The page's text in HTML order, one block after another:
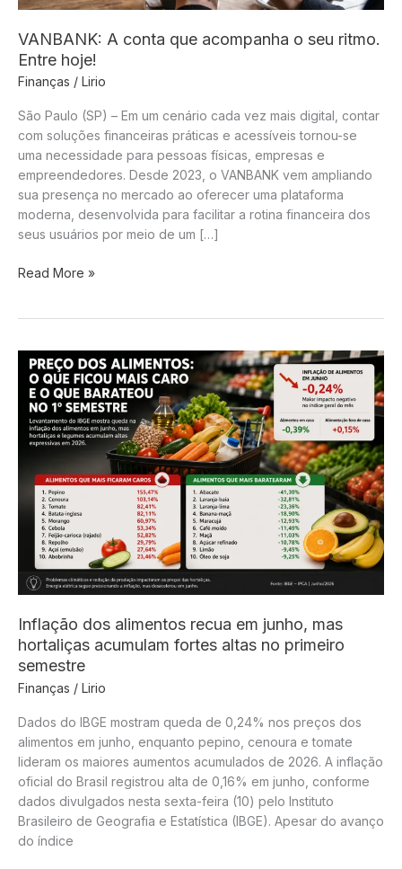
VANBANK: A conta que acompanha o seu ritmo.
Entre hoje!
Finanças / Lirio
São Paulo (SP) – Em um cenário cada vez mais digital, contar
com soluções financeiras práticas e acessíveis tornou-se
uma necessidade para pessoas físicas, empresas e
empreendedores. Desde 2023, o VANBANK vem ampliando
sua presença no mercado ao oferecer uma plataforma
moderna, desenvolvida para facilitar a rotina financeira dos
seus usuários por meio de um […]
VANBANK:
acompanha
seu
ritmo.
Entre
hoje!
Read More »
Inflação dos alimentos recua em junho, mas
hortaliças acumulam fortes altas no primeiro
semestre
Finanças / Lirio
Dados do IBGE mostram queda de 0,24% nos preços dos
alimentos em junho, enquanto pepino, cenoura e tomate
lideram os maiores aumentos acumulados de 2026. A inflação
oficial do Brasil registrou alta de 0,16% em junho, conforme
dados divulgados nesta sexta-feira (10) pelo Instituto
Brasileiro de Geografia e Estatística (IBGE). Apesar do avanço
do índice